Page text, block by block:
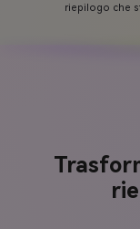
riepilogo che